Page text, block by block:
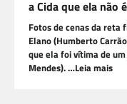
a Cida que ela não
Fotos de cenas da reta
Elano (Humberto
que ela foi vítima de
Mendes). …Leia mais